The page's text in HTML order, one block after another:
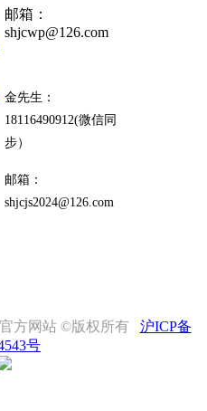
邮箱：
shjcwp@126.com
金先生：
18116490912(微信同
步）
邮箱：
shjcjs2024@126.com
方网站 ©版权所有 沪ICP备
号